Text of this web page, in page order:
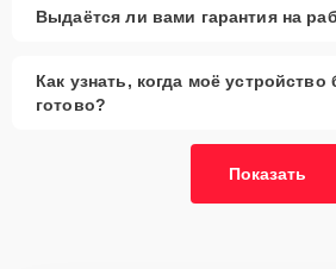
Выдаётся ли вами гарантия на
Как узнать, когда моё устройство
готово?
Показать